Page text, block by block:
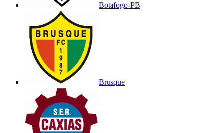
Botafogo-PB
Brusque